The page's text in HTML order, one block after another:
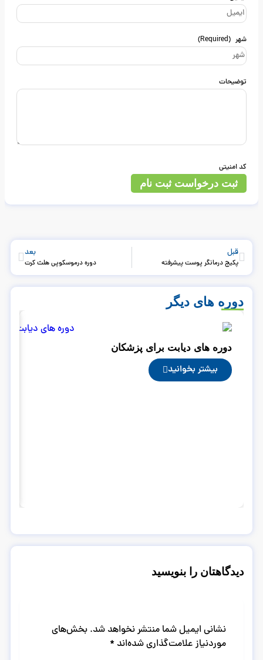
شهر (Required)
توضیحات
کد امنیتی
ثبت درخواست ثبت نام
قبل
پکیج درمانگر پوست پیشرفته
بعد
دوره درموسکوپی هلث کرت
دوره های دیگر
دوره های دیابت برای پزشکان
بیشتر بخوانید
دیدگاهتان را بنویسید
نشانی ایمیل شما منتشر نخواهد شد. بخش‌های
موردنیاز علامت‌گذاری شده‌اند *